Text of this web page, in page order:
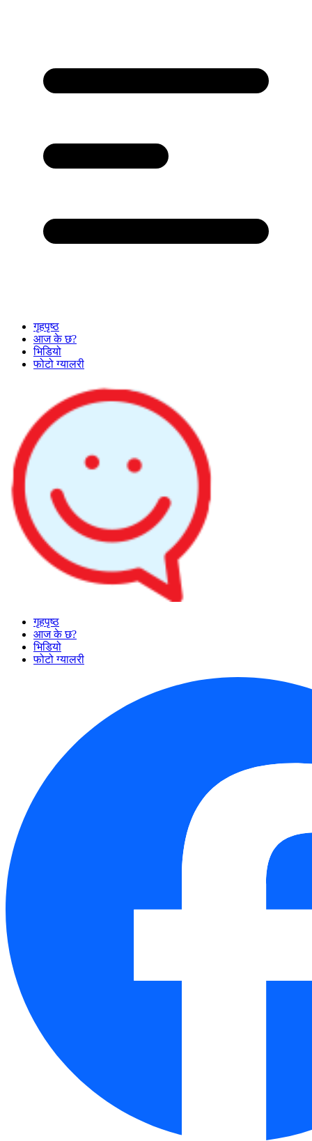
गृहपृष्ठ
आज के छ?
भिडियो
फोटो ग्यालरी
गृहपृष्ठ
आज के छ?
भिडियो
फोटो ग्यालरी